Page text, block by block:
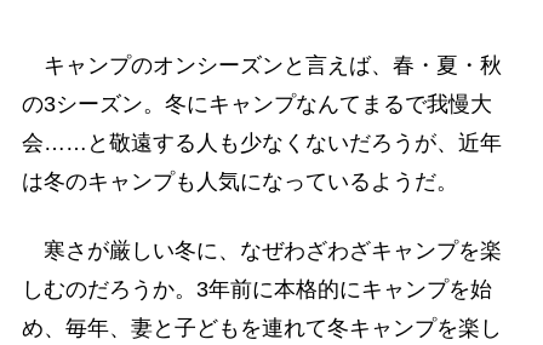
キャンプのオンシーズンと言えば、春・夏・秋
の3シーズン。冬にキャンプなんてまるで我慢大
会……と敬遠する人も少なくないだろうが、近年
は冬のキャンプも人気になっているようだ。
寒さが厳しい冬に、なぜわざわざキャンプを楽
しむのだろうか。3年前に本格的にキャンプを始
め、毎年、妻と子どもを連れて冬キャンプを楽し